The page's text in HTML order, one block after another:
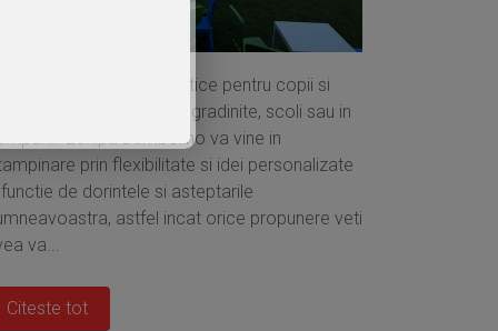
petreceri tematice pentru copii si
la domiciliu, in gradinite, scoli sau in
Echipa Dumbolino va vine in
prin flexibilitate si idei personalizate
functie de dorintele si asteptarile
astfel incat orice propunere veti
va...
Citeste tot